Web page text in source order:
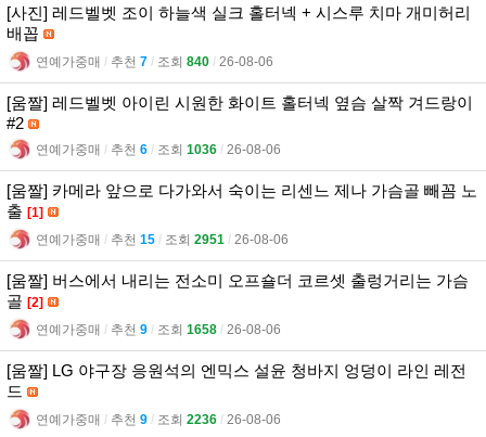
[사진] 레드벨벳 조이 하늘색 실크 홀터넥 + 시스루 치마 개미허리
배꼽
연예가중매 l 추천 7 l 조회 840 l 26-08-06
[움짤] 레드벨벳 아이린 시원한 화이트 홀터넥 옆슴 살짝 겨드랑이
#2
연예가중매 l 추천 6 l 조회 1036 l 26-08-06
[움짤] 카메라 앞으로 다가와서 숙이는 리센느 제나 가슴골 빼꼼 노
출 [1]
연예가중매 l 추천 15 l 조회 2951 l 26-08-06
[움짤] 버스에서 내리는 전소미 오프숄더 코르셋 출렁거리는 가슴
골 [2]
연예가중매 l 추천 9 l 조회 1658 l 26-08-06
[움짤] LG 야구장 응원석의 엔믹스 설윤 청바지 엉덩이 라인 레전
드
연예가중매 l 추천 9 l 조회 2236 l 26-08-06